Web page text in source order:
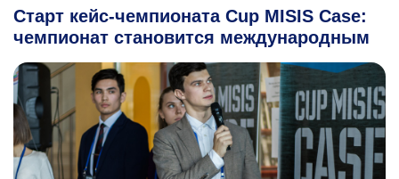
Старт кейс-чемпионата Cup MISIS Case:
чемпионат становится международным